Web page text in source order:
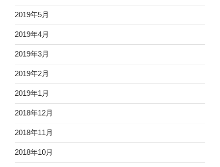
2019年5月
2019年4月
2019年3月
2019年2月
2019年1月
2018年12月
2018年11月
2018年10月